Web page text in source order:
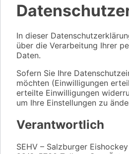
In dieser
über die Verarbeitung Ihrer
Daten.
Sofern Sie Ihre
möchten (Einwilligungen
erteilte Einwilligungen
um Ihre Einstellungen zu
Verantwortlich
SEHV – Salzburger